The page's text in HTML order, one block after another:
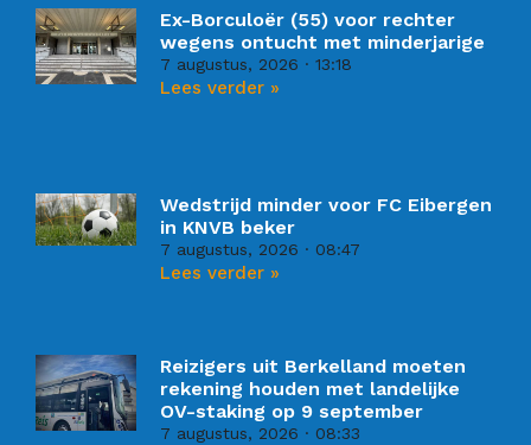
Ex-Borculoër (55) voor rechter
wegens ontucht met minderjarige
7 augustus, 2026 13:18
Lees verder »
Wedstrijd minder voor FC Eibergen
in KNVB beker
7 augustus, 2026 08:47
Lees verder »
Reizigers uit Berkelland moeten
rekening houden met landelijke
OV-staking op 9 september
7 augustus, 2026 08:33